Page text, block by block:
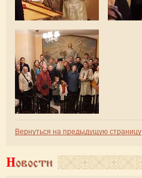
Вернуться на предыдущую страницу
Новости